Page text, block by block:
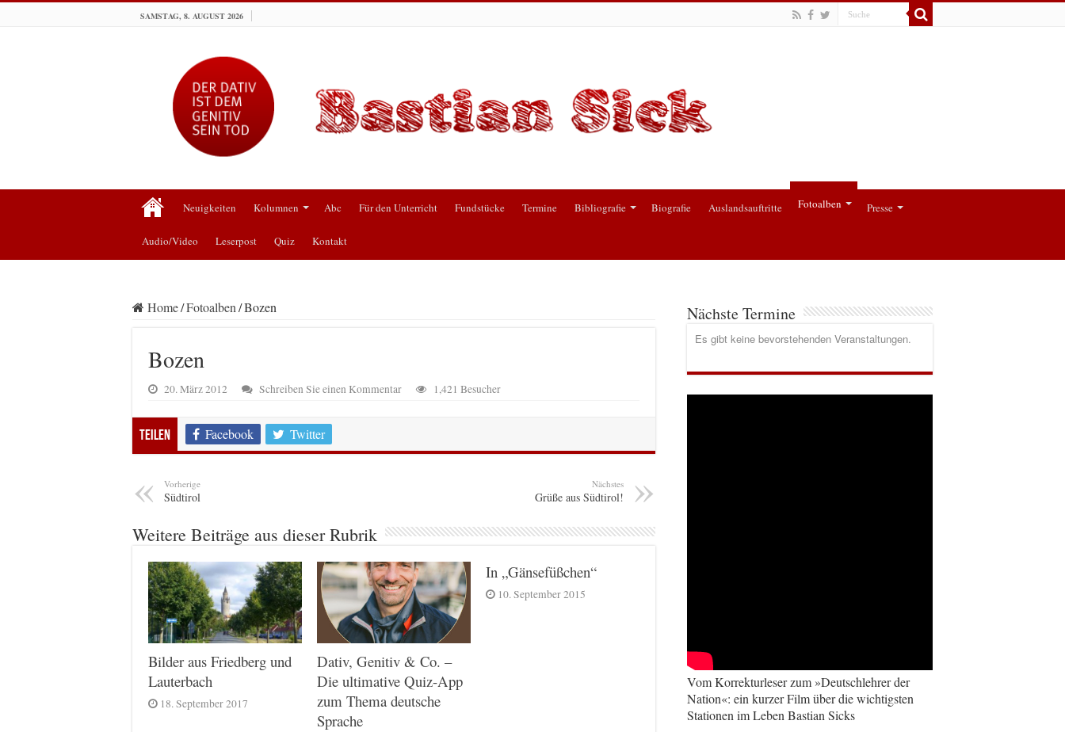
SAMSTAG, 8. AUGUST 2026
Neuigkeiten Kolumnen Abc Für den Unterricht Fundstücke Termine Bibliografie Biografie Auslandsauftritte Fotoalben Presse
Audio/Video Leserpost Quiz Kontakt
Home/Fotoalben/Bozen
Bozen
20. März 2012 Schreiben Sie einen Kommentar 1,421 Besucher
Teilen Facebook Twitter
Vorherige
Südtirol
Nächstes
Grüße aus Südtirol!
Weitere Beiträge aus dieser Rubrik
Bilder aus Friedberg und
Lauterbach
18. September 2017
Dativ, Genitiv & Co. –
Die ultimative Quiz-App
zum Thema deutsche
Sprache
In „Gänsefüßchen“
10. September 2015
Nächste Termine
Es gibt keine bevorstehenden Veranstaltungen.
Vom Korrekturleser zum »Deutschlehrer der
Nation«: ein kurzer Film über die wichtigsten
Stationen im Leben Bastian Sicks